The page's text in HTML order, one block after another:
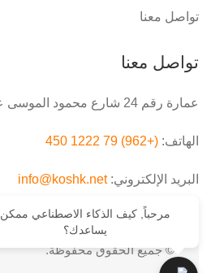
تواصل معنا
تواصل معنا
عمارة رقم 24 شارع محمود الموسى عبيدات, عمان, الأردن
الهاتف: (+962) 79 1222 450
البريد الإلكتروني:info@koshk.net
© جميع الحقوق محفوظة.
مرحباً, كيف الذكاء الاصطناعي ممكن
يساعدك؟